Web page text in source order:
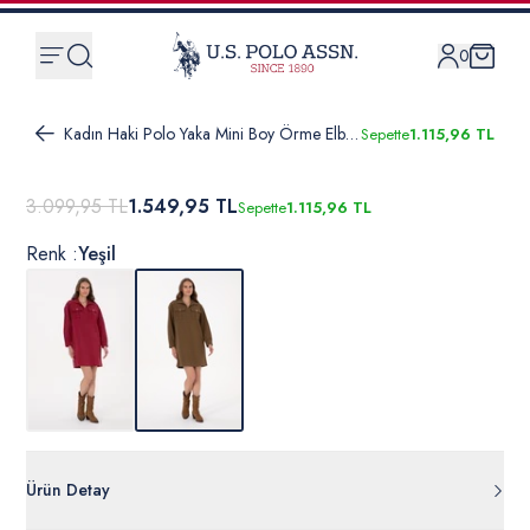
0
Kadın Haki Polo Yaka Mini Boy Örme ElbiseSepette1.115,96 TL
3.099,95 TL1.549,95 TLSepette1.115,96 TL
Renk :Yeşil
Ürün Detay